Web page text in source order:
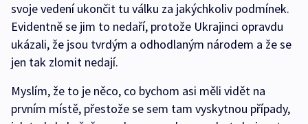
svoje vedení ukončit tu válku za jakýchkoliv podmínek.
Evidentně se jim to nedaří, protože Ukrajinci opravdu
ukázali, že jsou tvrdým a odhodlaným národem a že se
jen tak zlomit nedají.
Myslím, že to je něco, co bychom asi měli vidět na
prvním místě, přestože se sem tam vyskytnou případy,